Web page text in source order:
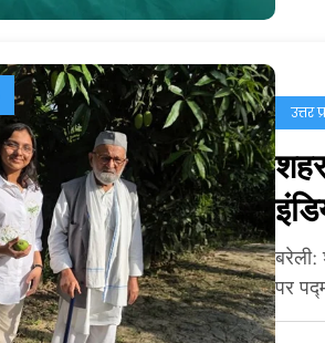
उत्तर
बरेली:
पर